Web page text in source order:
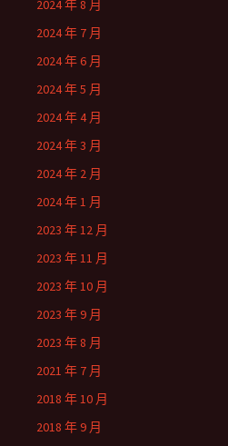
2024 年 8 月
2024 年 7 月
2024 年 6 月
2024 年 5 月
2024 年 4 月
2024 年 3 月
2024 年 2 月
2024 年 1 月
2023 年 12 月
2023 年 11 月
2023 年 10 月
2023 年 9 月
2023 年 8 月
2021 年 7 月
2018 年 10 月
2018 年 9 月